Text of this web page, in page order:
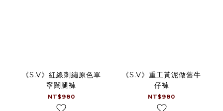
《S.V》紅線刺繡原色單
寧闊腿褲
NT$980
《S.V》重工黃泥做舊牛
仔褲
NT$980